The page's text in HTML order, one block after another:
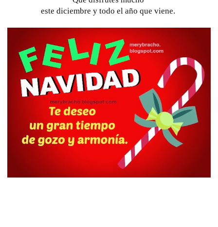
este diciembre y todo el año que viene.